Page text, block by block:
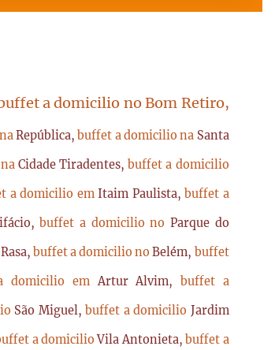
a domicilio no Bom Retiro,
República,buffet a domicilio na Santa
Cidade Tiradentes,buffet a domicilio
a domicilio emItaim Paulista,buffet a
buffet a domicilio no Parque do
buffet a domicilio noBelém, buffet
domicilio emArtur Alvim, buffet a
São Miguel,buffet a domicilio Jardim
a domicilioVila Antonieta,buffet a